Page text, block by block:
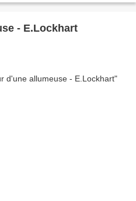
- E.Lockhart